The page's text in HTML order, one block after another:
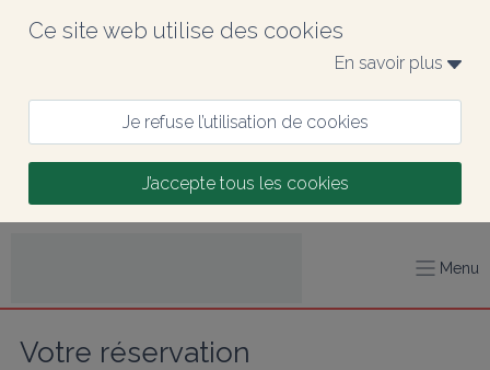
Ce site web utilise des cookies
En savoir plus
Je refuse l’utilisation de cookies
J’accepte tous les cookies
Menu
Votre réservation